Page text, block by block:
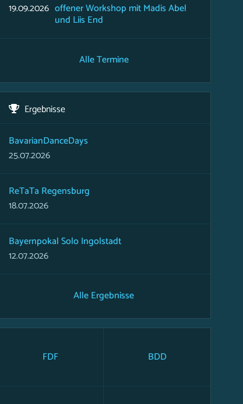
19.09.2026 offener Workshop mit Madis Abel
und Liis End
Alle Termine
Ergebnisse
BavarianDanceDays
25.07.2026
ReTaTa Regensburg
18.07.2026
Bayernpokal Solo Ingolstadt
12.07.2026
Alle Ergebnisse
FDF BDD